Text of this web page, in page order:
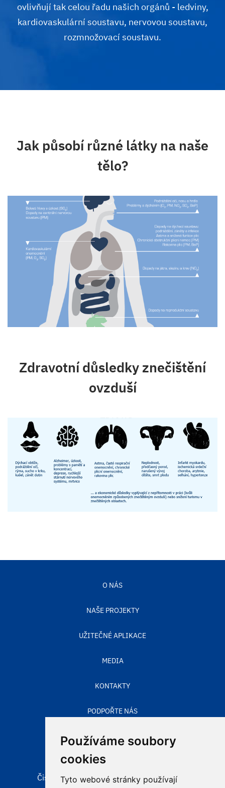
Používáme soubory
cookies
Tyto webové stránky používají
ovlivňují tak celou řadu našich orgánů - ledviny,
kardiovaskulární soustavu, nervovou soustavu,
rozmnožovací soustavu.
Jak působí různé látky na naše
tělo?
Zdravotní důsledky znečištění
ovzduší
O NÁS
NAŠE PROJEKTY
UŽITEČNÉ APLIKACE
MEDIA
KONTAKTY
PODPOŘTE NÁS
STAV OVZDUŠÍ
Čisté nebe, obecně prospěšná společnost